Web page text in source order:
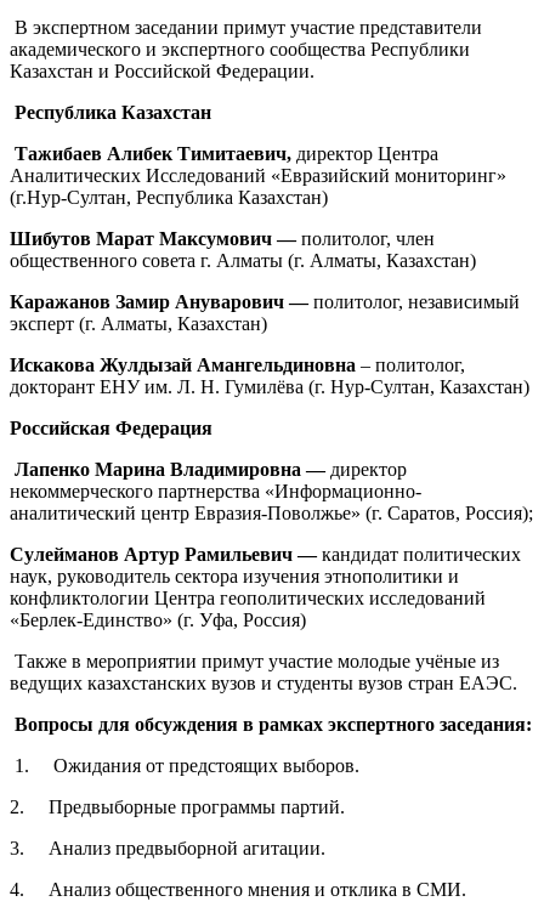
В экспертном заседании примут участие представители
академического и экспертного сообщества Республики
Казахстан и Российской Федерации.
Республика Казахстан
Тажибаев Алибек Тимитаевич, директор Центра
Аналитических Исследований «Евразийский мониторинг»
(г.Нур-Султан, Республика Казахстан)
Шибутов Марат Максумович —политолог, член
общественного совета г. Алматы (г. Алматы, Казахстан)
Каражанов Замир Ануварович —политолог, независимый
эксперт (г. Алматы, Казахстан)
Искакова Жулдызай Амангельдиновна – политолог,
докторант ЕНУ им. Л. Н. Гумилёва (г. Нур-Султан, Казахстан)
Российская Федерация
Лапенко Марина Владимировна — директор
некоммерческого партнерства «Информационно-
аналитический центр Евразия-Поволжье» (г. Саратов, Россия);
Сулейманов Артур Рамильевич —кандидат политических
наук, руководитель сектора изучения этнополитики и
конфликтологии Центра геополитических исследований
«Берлек-Единство» (г. Уфа, Россия)
Также в мероприятии примут участие молодые учёные из
ведущих казахстанских вузов и студенты вузов стран ЕАЭС.
Вопросы для обсуждения в рамках экспертного заседания:
1. Ожидания от предстоящих выборов.
2. Предвыборные программы партий.
3. Анализ предвыборной агитации.
4. Анализ общественного мнения и отклика в СМИ.